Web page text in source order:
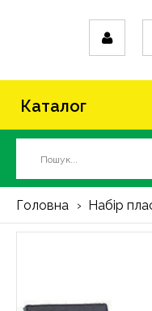
Каталог
Головна Набір